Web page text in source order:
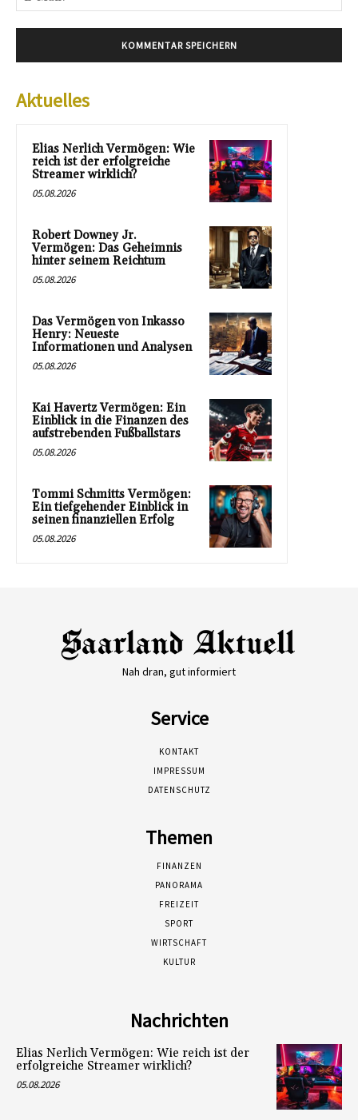
Aktuelles
Elias Nerlich Vermögen: Wie
reich ist der erfolgreiche
Streamer wirklich?
05.08.2026
Robert Downey Jr.
Vermögen: Das Geheimnis
hinter seinem Reichtum
05.08.2026
Das Vermögen von Inkasso
Henry: Neueste
Informationen und Analysen
05.08.2026
Kai Havertz Vermögen: Ein
Einblick in die Finanzen des
aufstrebenden Fußballstars
05.08.2026
Tommi Schmitts Vermögen:
Ein tiefgehender Einblick in
seinen finanziellen Erfolg
05.08.2026
Nah dran, gut informiert
Service
KONTAKT
IMPRESSUM
DATENSCHUTZ
Themen
FINANZEN
PANORAMA
FREIZEIT
SPORT
WIRTSCHAFT
KULTUR
Nachrichten
Elias Nerlich Vermögen: Wie reich ist der
erfolgreiche Streamer wirklich?
05.08.2026